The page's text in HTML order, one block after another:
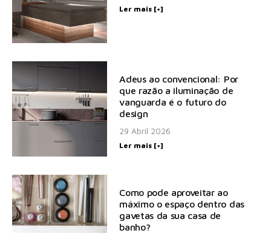
Ler mais [+]
Adeus ao convencional: Por
que razão a iluminação de
vanguarda é o futuro do
design
29 Abril 2026
Ler mais [+]
Como pode aproveitar ao
máximo o espaço dentro das
gavetas da sua casa de
banho?